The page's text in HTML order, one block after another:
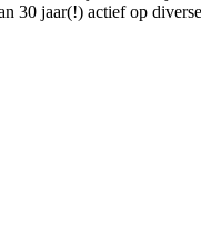
30 jaar(!) actief op